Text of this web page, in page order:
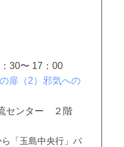
30〜 17：00
扉（2）邪気への
流センター ２階
ら「玉島中央行」バ